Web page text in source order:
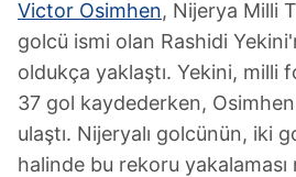
Victor Osimhen, Nijerya Milli
golcü ismi olan Rashidi
oldukça yaklaştı. Yekini, milli
37 gol kaydederken,
ulaştı. Nijeryalı golcünün, iki
halinde bu rekoru yakalaması